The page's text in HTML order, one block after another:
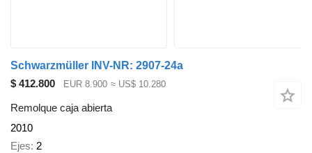
Schwarzmüller INV-NR: 2907-24a
$ 412.800
EUR 8.900 ≈ US$ 10.280
Remolque caja abierta
2010
Ejes 2